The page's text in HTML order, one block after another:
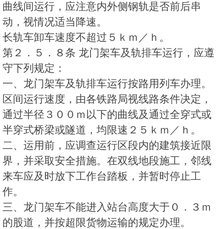
曲线间运行，应注意内外侧钢轨是否前后串
动，视情况适当降速。
长轨车卸车速度不超过５ｋｍ／ｈ。
第２．５．８条 龙门架车及轨排车运行，应遵
守下列规定：
一、龙门架车及轨排车运行按路用列车办理。
区间运行速度，由各铁路局视线路条件决定，
通过半径３００ｍ以下的曲线及通过全穿式或
半穿式桥梁或隧道，均限速２５ｋｍ／ｈ。
二、运用前，应调查运行区段内的建筑接近限
界，并采取安全措施。在双线地段施工，邻线
来车应及时放下工作台踏板，并暂时停止工
作。
三、龙门架车不能进入站台高度大于０．３ｍ
的股道，并按超限货物运输的规定办理。